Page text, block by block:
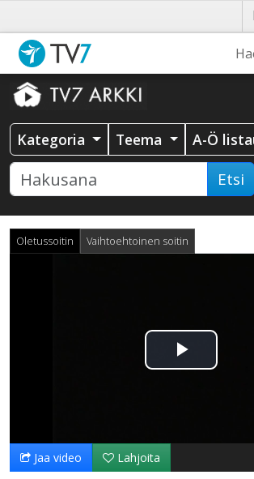
Kategoria Teema A-Ö
Etsi
Oletussoitin Vaihtoehtoinen soitin
Toista
Jaa video Lahjoita